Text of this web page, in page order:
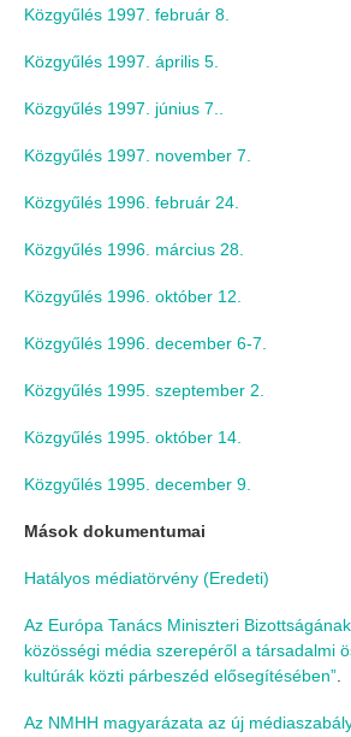
Közgyűlés 1997. február 8.
Közgyűlés 1997. április 5.
Közgyűlés 1997. június 7..
Közgyűlés 1997. november 7.
Közgyűlés 1996. február 24.
Közgyűlés 1996. március 28.
Közgyűlés 1996. október 12.
Közgyűlés 1996. december 6-7.
Közgyűlés 1995. szeptember 2.
Közgyűlés 1995. október 14.
Közgyűlés 1995. december 9.
Mások dokumentumai
Hatályos médiatörvény (Eredeti)
Az Európa Tanács Miniszteri
közösségi média szerepéről a társadalmi
kultúrák közti párbeszéd elősegítésében”
Az NMHH magyarázata az új